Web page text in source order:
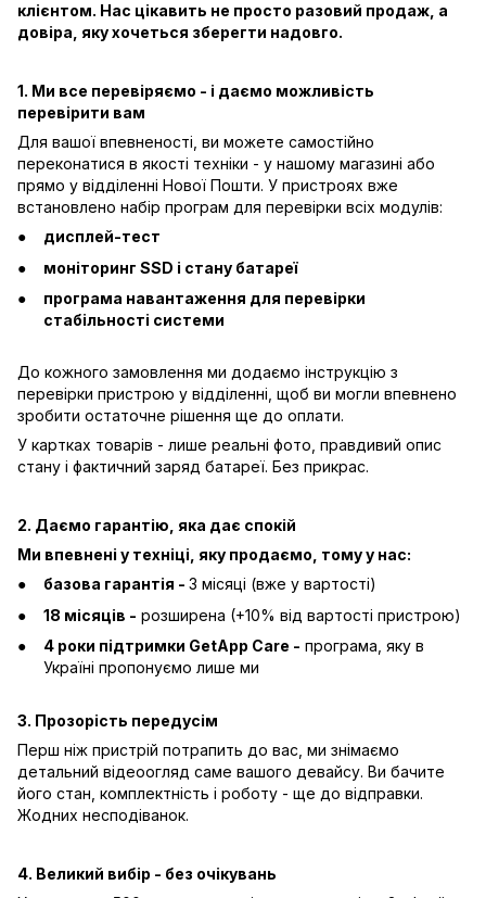
клієнтом. Нас цікавить не просто разовий продаж, а
довіра, яку хочеться зберегти надовго.
1. Ми все перевіряємо - і даємо можливість
перевірити вам
Для вашої впевненості, ви можете самостійно
переконатися в якості техніки - у нашому магазині або
прямо у відділенні Нової Пошти. У пристроях вже
встановлено набір програм для перевірки всіх модулів:
дисплей-тест
моніторинг SSD і стану батареї
програма навантаження для перевірки
стабільності системи
До кожного замовлення ми додаємо інструкцію з
перевірки пристрою у відділенні, щоб ви могли впевнено
зробити остаточне рішення ще до оплати.
У картках товарів - лише реальні фото, правдивий опис
стану і фактичний заряд батареї. Без прикрас.
2. Даємо гарантію, яка дає спокій
Ми впевнені у техніці, яку продаємо, тому у нас:
базова гарантія - 3 місяці (вже у вартості)
18 місяців - розширена (+10% від вартості пристрою)
4 роки підтримки GetApp Care - програма, яку в
Україні пропонуємо лише ми
3. Прозорість передусім
Перш ніж пристрій потрапить до вас, ми знімаємо
детальний відеоогляд саме вашого девайсу. Ви бачите
його стан, комплектність і роботу - ще до відправки.
Жодних несподіванок.
4. Великий вибір - без очікувань